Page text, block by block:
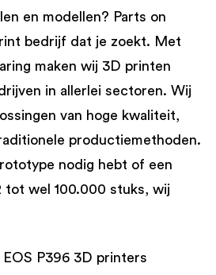
en modellen? Parts on
bedrijf dat je zoekt. Met
maken wij 3D printen
in allerlei sectoren. Wij
van hoge kwaliteit,
productiemethoden.
nodig hebt of een
tot wel 100.000 stuks, wij
P396 3D printers